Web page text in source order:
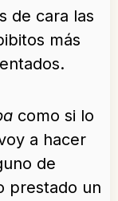
de cara las
más
como si lo
a hacer
de
prestado un